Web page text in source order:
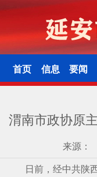
首页 信息 要闻
渭南市政协原
来源：
日前，经中共陕